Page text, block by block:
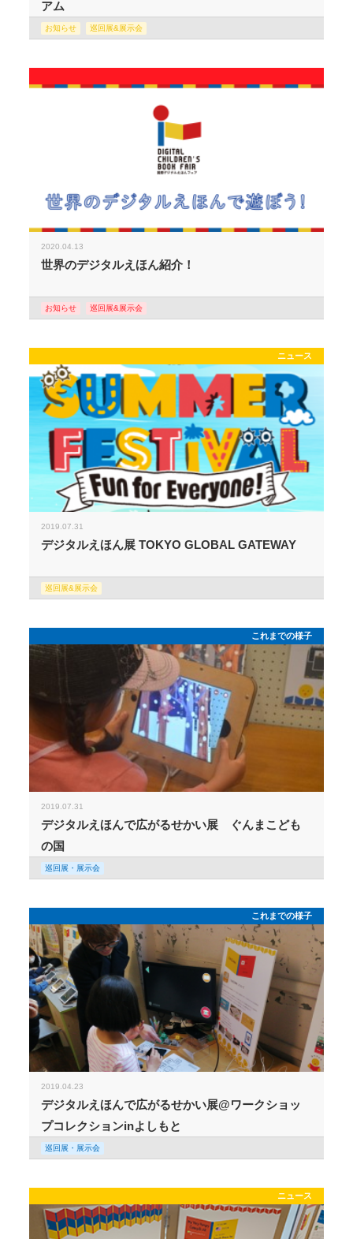
アム
お知らせ 巡回展&展示会
2020.04.13
世界のデジタルえほん紹介！
お知らせ 巡回展&展示会
ニュース
2019.07.31
デジタルえほん展 TOKYO GLOBAL GATEWAY
巡回展&展示会
これまでの様子
2019.07.31
デジタルえほんで広がるせかい展 ぐんまこども
の国
巡回展・展示会
これまでの様子
2019.04.23
デジタルえほんで広がるせかい展@ワークショッ
プコレクションinよしもと
巡回展・展示会
ニュース